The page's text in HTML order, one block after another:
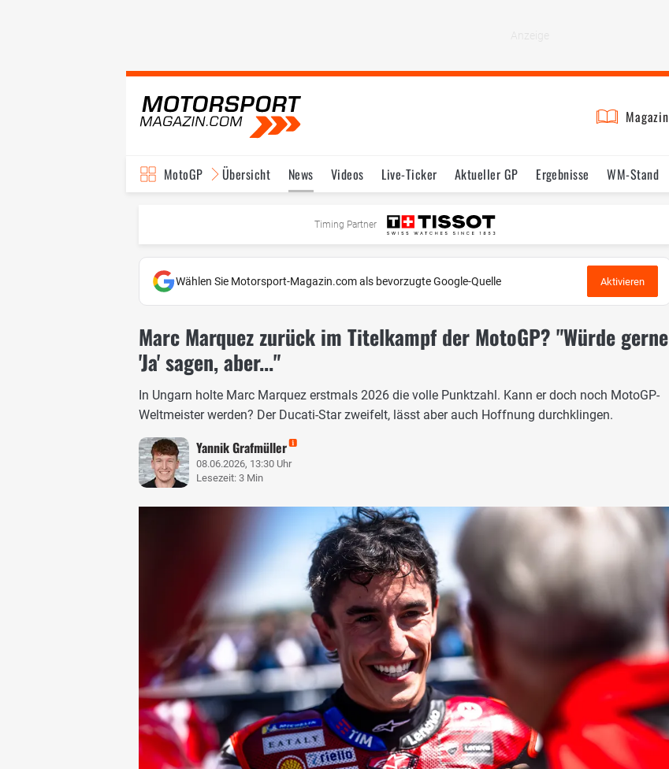
Magazin
MotoGP Übersicht News Videos Live-Ticker Aktueller GP Ergebnisse WM-Stand
Testfahrten Reglement
Timing Partner
Wählen Sie Motorsport-Magazin.com als bevorzugte Google-Quelle Aktivieren
Marc Marquez zurück im Titelkampf der MotoGP? "Würde gerne
'Ja' sagen, aber..."
In Ungarn holte Marc Marquez erstmals 2026 die volle Punktzahl. Kann er doch noch MotoGP-
Weltmeister werden? Der Ducati-Star zweifelt, lässt aber auch Hoffnung durchklingen.
Yannik Grafmüller
08.06.2026, 13:30 Uhr
Lesezeit: 3 Min